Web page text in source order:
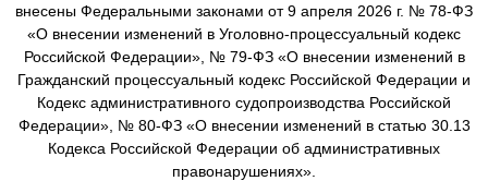
внесены Федеральными законами от 9 апреля 2026 г. № 78-ФЗ
«О внесении изменений в Уголовно-процессуальный кодекс
Российской Федерации», № 79-ФЗ «О внесении изменений в
Гражданский процессуальный кодекс Российской Федерации и
Кодекс административного судопроизводства Российской
Федерации», № 80-ФЗ «О внесении изменений в статью 30.13
Кодекса Российской Федерации об административных
правонарушениях».